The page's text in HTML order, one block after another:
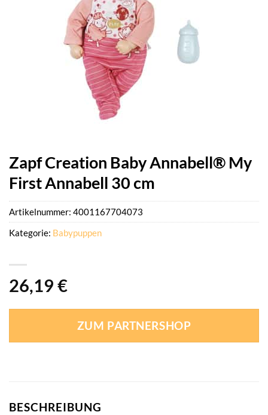
Zapf Creation Baby Annabell® My
First Annabell 30 cm
26,19 €
ZUM PARTNERSHOP
Artikelnummer: 4001167704073
Kategorie: Babypuppen
BESCHREIBUNG